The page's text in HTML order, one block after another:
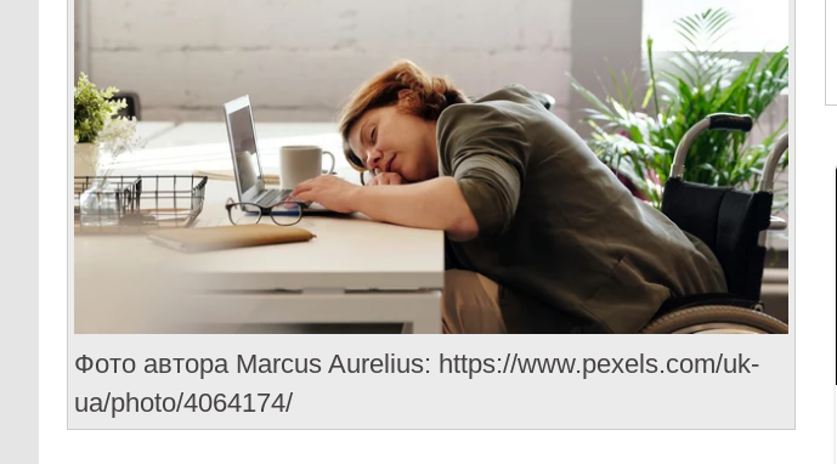
Фото автора Marcus Aurelius: https://www.pexels.com/uk-
ua/photo/4064174/